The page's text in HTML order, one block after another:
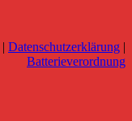
| Datenschutzerklärung |
Batterieverordnung